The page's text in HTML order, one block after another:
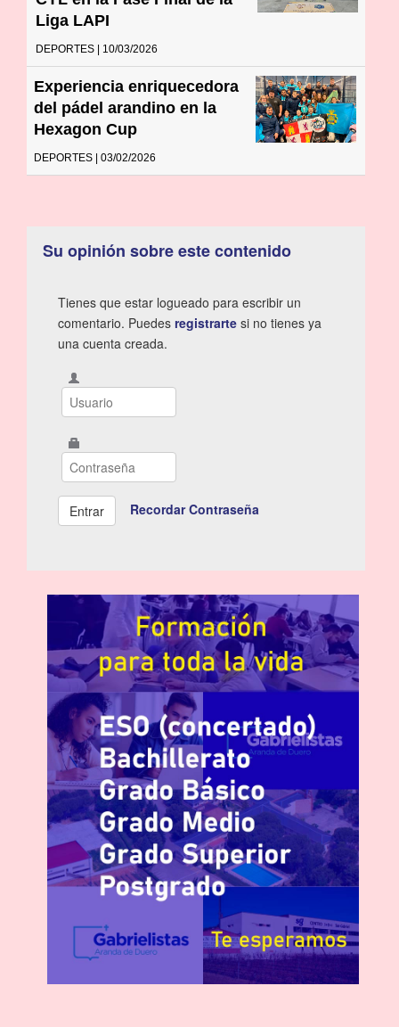
Liga LAPI
DEPORTES | 10/03/2026
Experiencia enriquecedora
del pádel arandino en la
Hexagon Cup
DEPORTES | 03/02/2026
Su opinión sobre este contenido
Tienes que estar logueado para escribir un
comentario. Puedes registrarte si no tienes ya
una cuenta creada.
Recordar Contraseña